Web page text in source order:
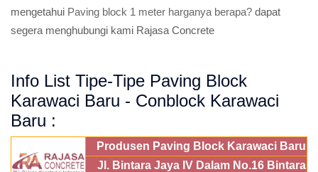
mengetahui Paving block 1 meter harganya berapa? dapat
segera menghubungi kami Rajasa Concrete
Info List Tipe-Tipe Paving Block
Karawaci Baru - Conblock Karawaci
Baru :
Produsen Paving Block Karawaci Baru
Jl. Bintara Jaya IV Dalam No.16 Bintara